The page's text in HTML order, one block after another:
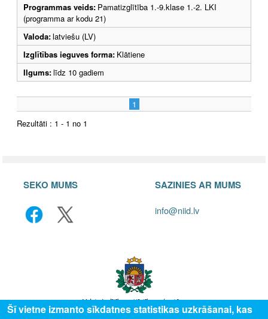
Programmas veids: Pamatizglītība 1.-9.klase 1.-2. LKI
(programma ar kodu 21)
Valoda:latviešu (LV)
Izglītības ieguves forma: Klātiene
Ilgums:līdz 10 gadiem
1
Rezultāti : 1 - 1 no 1
SEKO MUMS SAZINIES AR MUMS
info@niid.lv
Šī vietne izmanto sīkdatnes statistikas uzkrāšanai, kas